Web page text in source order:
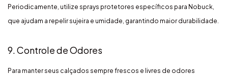
Periodicamente, utilize sprays protetores específicos para Nobuck,
que ajudam a repelir sujeira e umidade, garantindo maior durabilidade.
9. Controle de Odores
Para manter seus calçados sempre frescos e livres de odores